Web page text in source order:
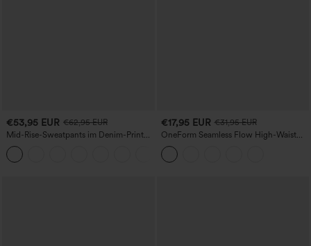
€53,95 EUR €62,95 EUR
Mid-Rise-Sweatpants im Denim-Print
aus French Terry, lässig, mit Taschen
€17,95 EUR €31,95 EUR
OneForm Seamless Flow High-Waist
Yogaleggings – nahtlos, mit hoher
Taille, bauchformend und mit
Hebeeffekt für den Po